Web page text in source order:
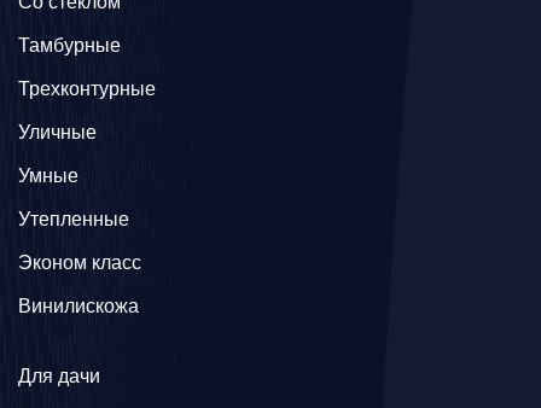
Тамбурные
Трехконтурные
Уличные
Умные
Утепленные
Эконом класс
Винилискожа
Для дачи